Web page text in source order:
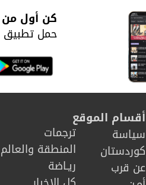
كن أول من
حمل تطبيق
أقسام الموقع
سیاسة
كوردستان
عن قرب
ترجمات
المنطقة والعالم
ريـاضة